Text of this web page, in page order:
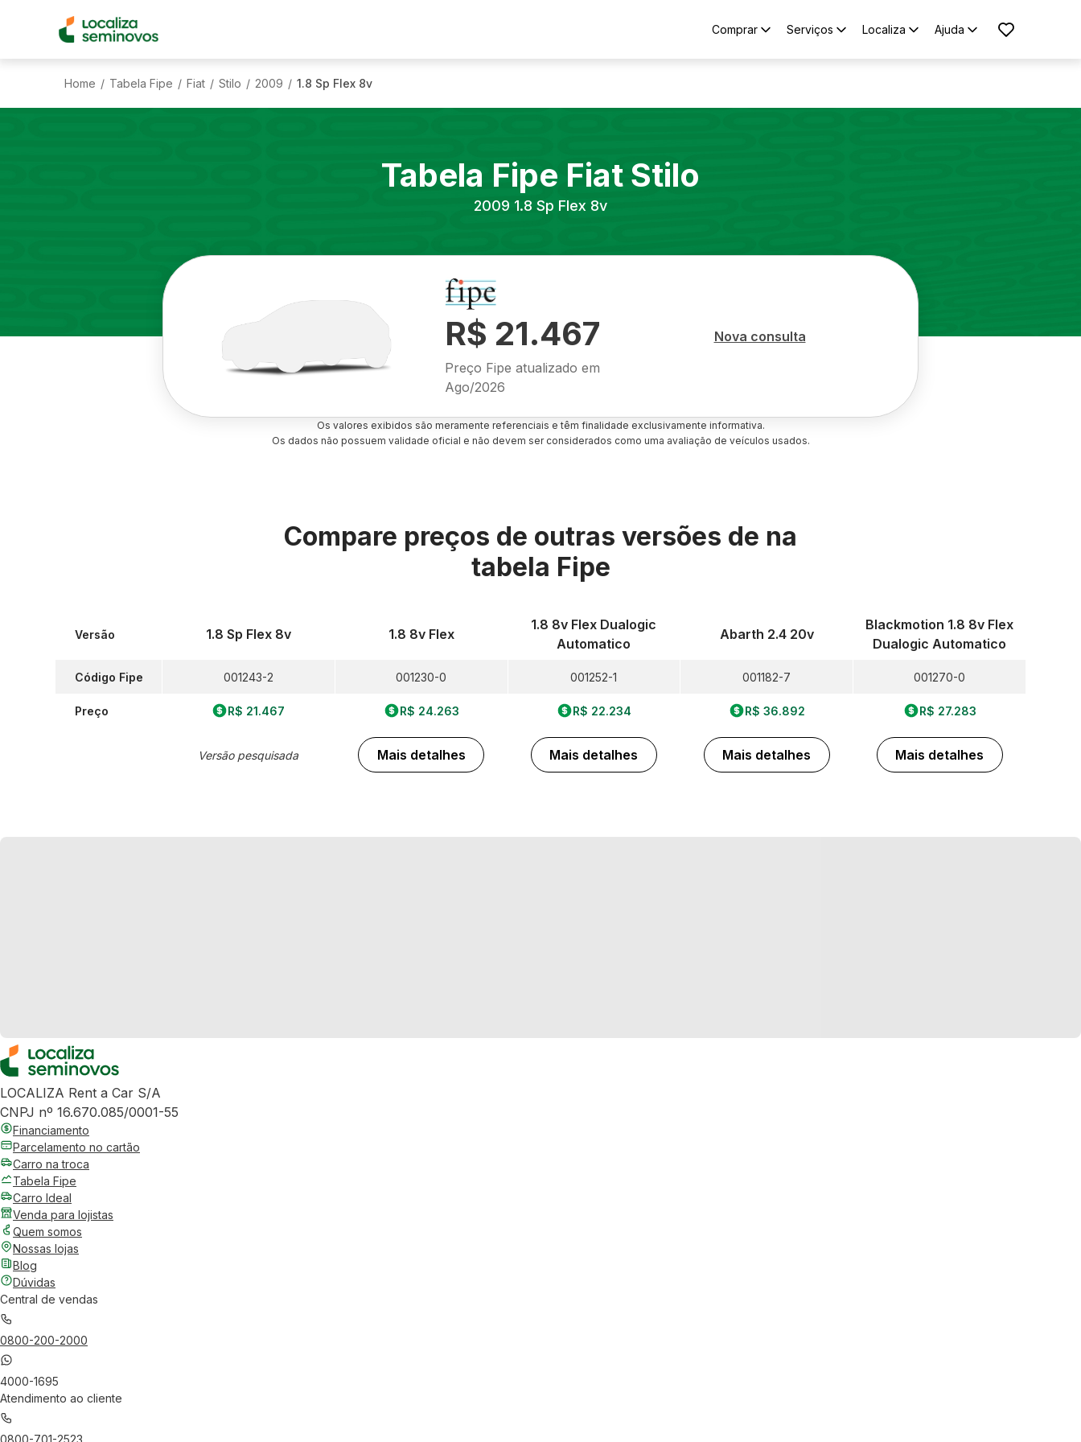
Comprar Serviços Localiza Ajuda
Home / Tabela Fipe / Fiat / Stilo / 2009 / 1.8 Sp Flex 8v
Tabela Fipe Fiat Stilo
2009 1.8 Sp Flex 8v
R$ 21.467
Preço Fipe atualizado em
Ago/2026
Nova consulta
Os valores exibidos são meramente referenciais e têm finalidade exclusivamente informativa.
Os dados não possuem validade oficial e não devem ser considerados como uma avaliação de veículos usados.
Compare preços de outras versões de na
tabela Fipe
Versão
Código Fipe
Preço
1.8 Sp Flex 8v
001243-2
R$ 21.467
Versão pesquisada
1.8 8v Flex
001230-0
R$ 24.263
Mais detalhes
1.8 8v Flex Dualogic
Automatico
001252-1
R$ 22.234
Mais detalhes
Abarth 2.4 20v
001182-7
R$ 36.892
Mais detalhes
Blackmotion 1.8 8v Flex
Dualogic Automatico
001270-0
R$ 27.283
Mais detalhes
LOCALIZA Rent a Car S/A
CNPJ nº 16.670.085/0001-55
Financiamento
Parcelamento no cartão
Carro na troca
Tabela Fipe
Carro Ideal
Venda para lojistas
Quem somos
Nossas lojas
Blog
Dúvidas
Central de vendas
0800-200-2000
4000-1695
Atendimento ao cliente
0800-701-2523